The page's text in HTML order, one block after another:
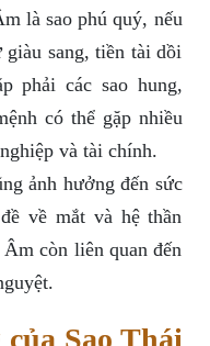
là sao phú quý, nếu
sang, tiền tài dồi
phải các sao hung,
có thể gặp nhiều
và tài chính.
ảnh hưởng đến sức
về mắt và hệ thần
còn liên quan đến